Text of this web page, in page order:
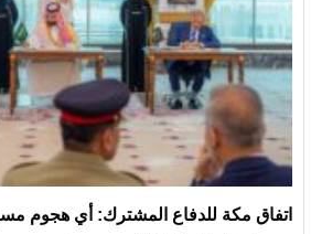
‏اتفاق مكة للدفاع المشترك: أي هجوم